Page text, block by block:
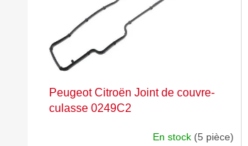
Peugeot Citroën Joint de couvre-
culasse 0249C2
En stock (5 pièce)